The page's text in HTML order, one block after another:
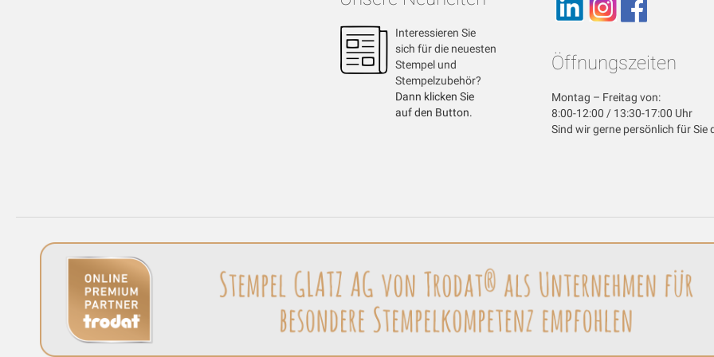
Interessieren Sie
sich für die neuesten
Stempel und
Stempelzubehör?
Dann klicken Sie
auf den Button.
Öffnungszeiten
Montag – Freitag von:
8:00-12:00 / 13:30-17:00 Uhr
Sind wir gerne persönlich für Sie